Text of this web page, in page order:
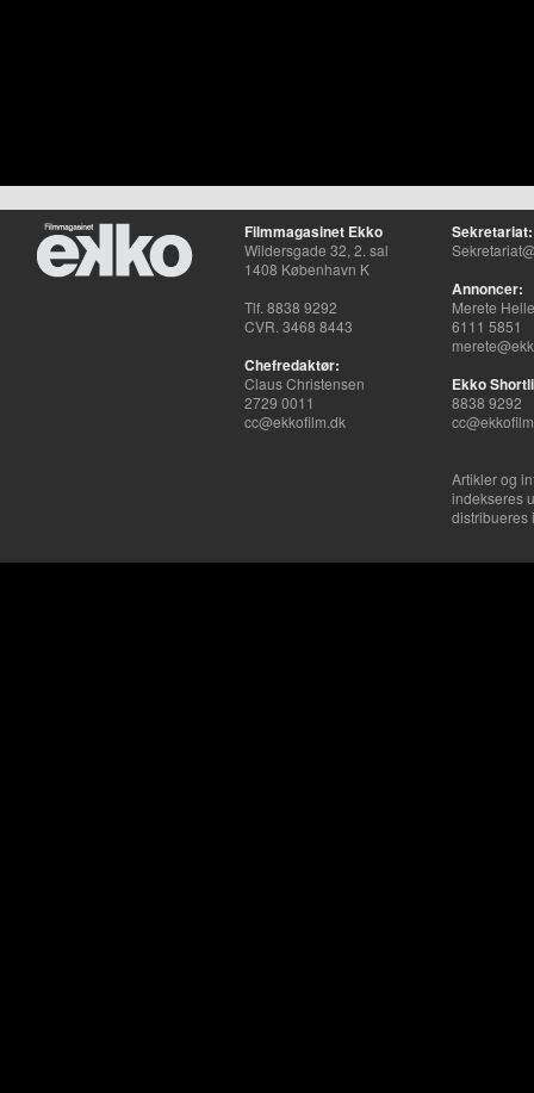
Filmmagasinet Ekko
Wildersgade 32, 2. sal
1408 København K
Tlf. 8838 9292
CVR. 3468 8443
Chefredaktør:
Claus Christensen
2729 0011
cc@ekkofilm.dk
Sekretariat:
Annoncer:
Merete
6111 5851
Ekko
8838 9292
Artikler og
indekseres
distribueres